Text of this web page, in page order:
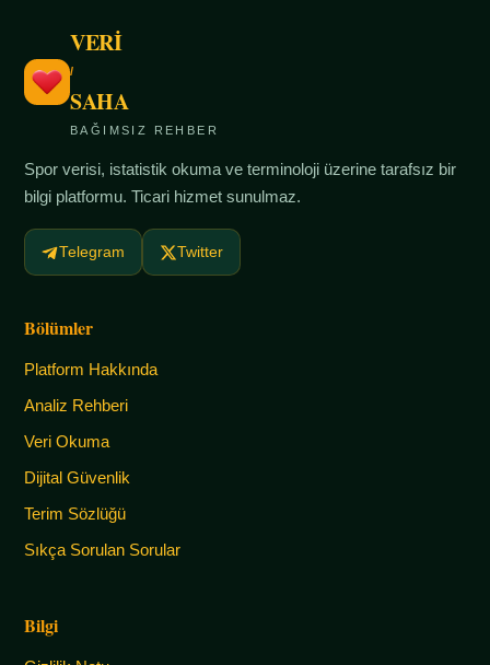
VERİ
/
SAHA
BAĞIMSIZ REHBER
Spor verisi, istatistik okuma ve terminoloji üzerine tarafsız bir
bilgi platformu. Ticari hizmet sunulmaz.
Telegram Twitter
Bölümler
Platform Hakkında
Analiz Rehberi
Veri Okuma
Dijital Güvenlik
Terim Sözlüğü
Sıkça Sorulan Sorular
Bilgi